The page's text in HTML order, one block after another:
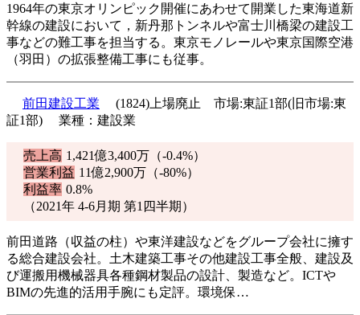
1964年の東京オリンピック開催にあわせて開業した東海道新
幹線の建設において，新丹那トンネルや富士川橋梁の建設工
事などの難工事を担当する。東京モノレールや東京国際空港
（羽田）の拡張整備工事にも従事。
前田建設工業
(1824)上場廃止 市場:東証1部(旧市場:東
証1部) 業種：建設業
売上高 1,421億3,400万（-0.4%）
営業利益 11億2,900万（-80%）
利益率 0.8%
（2021年 4-6月期 第1四半期）
前田道路（収益の柱）や東洋建設などをグループ会社に擁す
る総合建設会社。土木建築工事その他建設工事全般、建設及
び運搬用機械器具各種鋼材製品の設計、製造など。ICTや
BIMの先進的活用手腕にも定評。環境保…